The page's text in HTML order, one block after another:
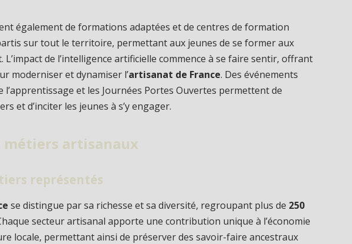
également de formations adaptées et de centres de formation
sur tout le territoire, permettant aux jeunes de se former aux
L’impact de l’intelligence artificielle commence à se faire sentir, offrant
moderniser et dynamiser l’artisanat de France. Des événements
l’apprentissage et les Journées Portes Ouvertes permettent de
et d’inciter les jeunes à s’y engager.
métiers artisanaux
représentés
se distingue par sa richesse et sa diversité, regroupant plus de 250
secteur artisanal apporte une contribution unique à l’économie
locale, permettant ainsi de préserver des savoir-faire ancestraux